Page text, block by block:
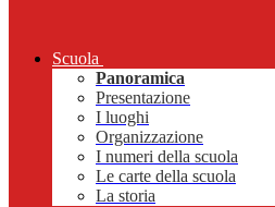
Scuola
Panoramica
Presentazione
I luoghi
Organizzazione
I numeri della scuola
Le carte della scuola
La storia